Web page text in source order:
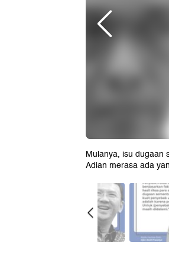
Mulanya, isu dugaan
Adian merasa ada